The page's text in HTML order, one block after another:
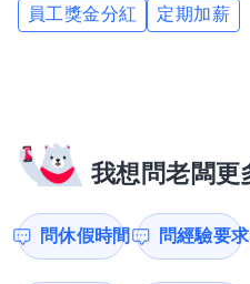
員工獎金分紅 定期加薪
我想問老闆更
問休假時間 問經驗要求